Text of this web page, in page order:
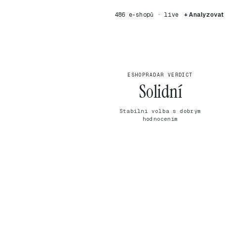
486 e-shopů · live + Analyzovat
ESHOPRADAR VERDICT
Solidní
Stabilní volba s dobrým
hodnocením